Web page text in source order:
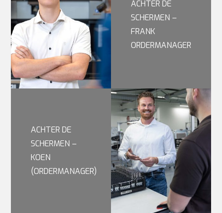
ACHTER DE
SCHERMEN –
FRANK
ORDERMANAGER
ACHTER DE
SCHERMEN –
KOEN
(ORDERMANAGER)